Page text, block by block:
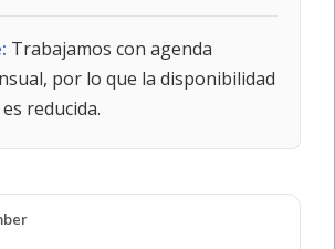
Trabajamos con agenda
por lo que la disponibilidad
reducida.